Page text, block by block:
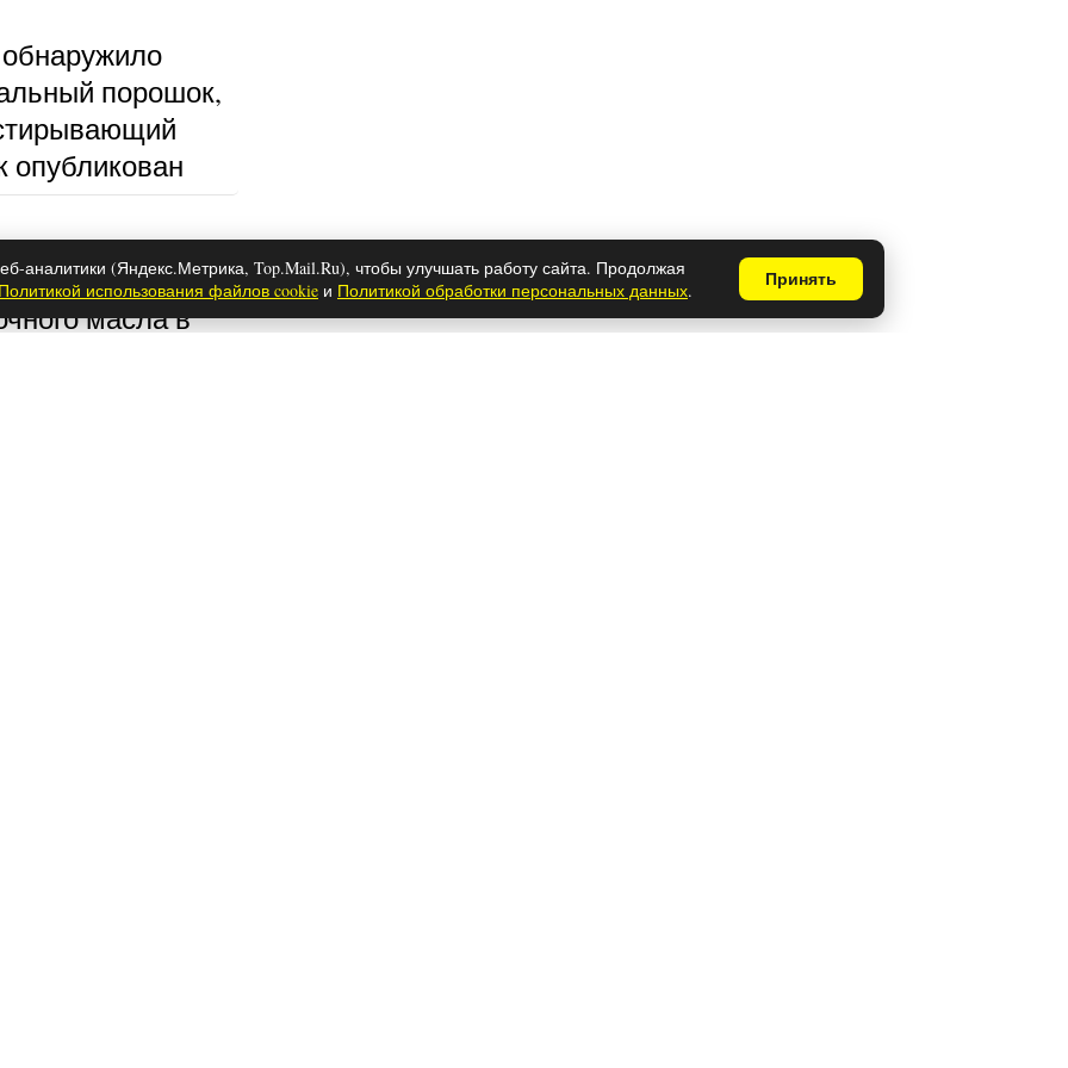
порошок,
опубликован
спред
масла в
аналитики (Яндекс.Метрика, Top.Mail.Ru), чтобы улучшать работу сайта. Продолжая
Политикой использования файлов cookie и Политикой обработки персональных данных. Принять